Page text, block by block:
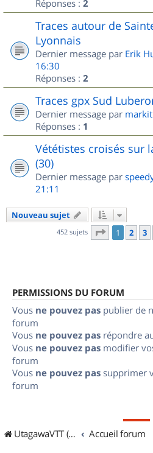
Réponses : 2
Traces autour de
Lyonnais
Dernier message par Erik
16:30
Réponses : 2
Traces gpx Sud
Dernier message par
Réponses : 1
Vététistes croisés sur
(30)
Dernier message par
21:11
Nouveau sujet
452 sujets Page 1sur
1 2 3
PERMISSIONS DU FORUM
Vous ne pouvez pas publier de
forum
Vous ne pouvez pas répondre
Vous ne pouvez pas modifier
forum
Vous ne pouvez pas supprimer
forum
UtagawaVTT (Randos VTT et VTTAE avec traces GPS) Accueil forum